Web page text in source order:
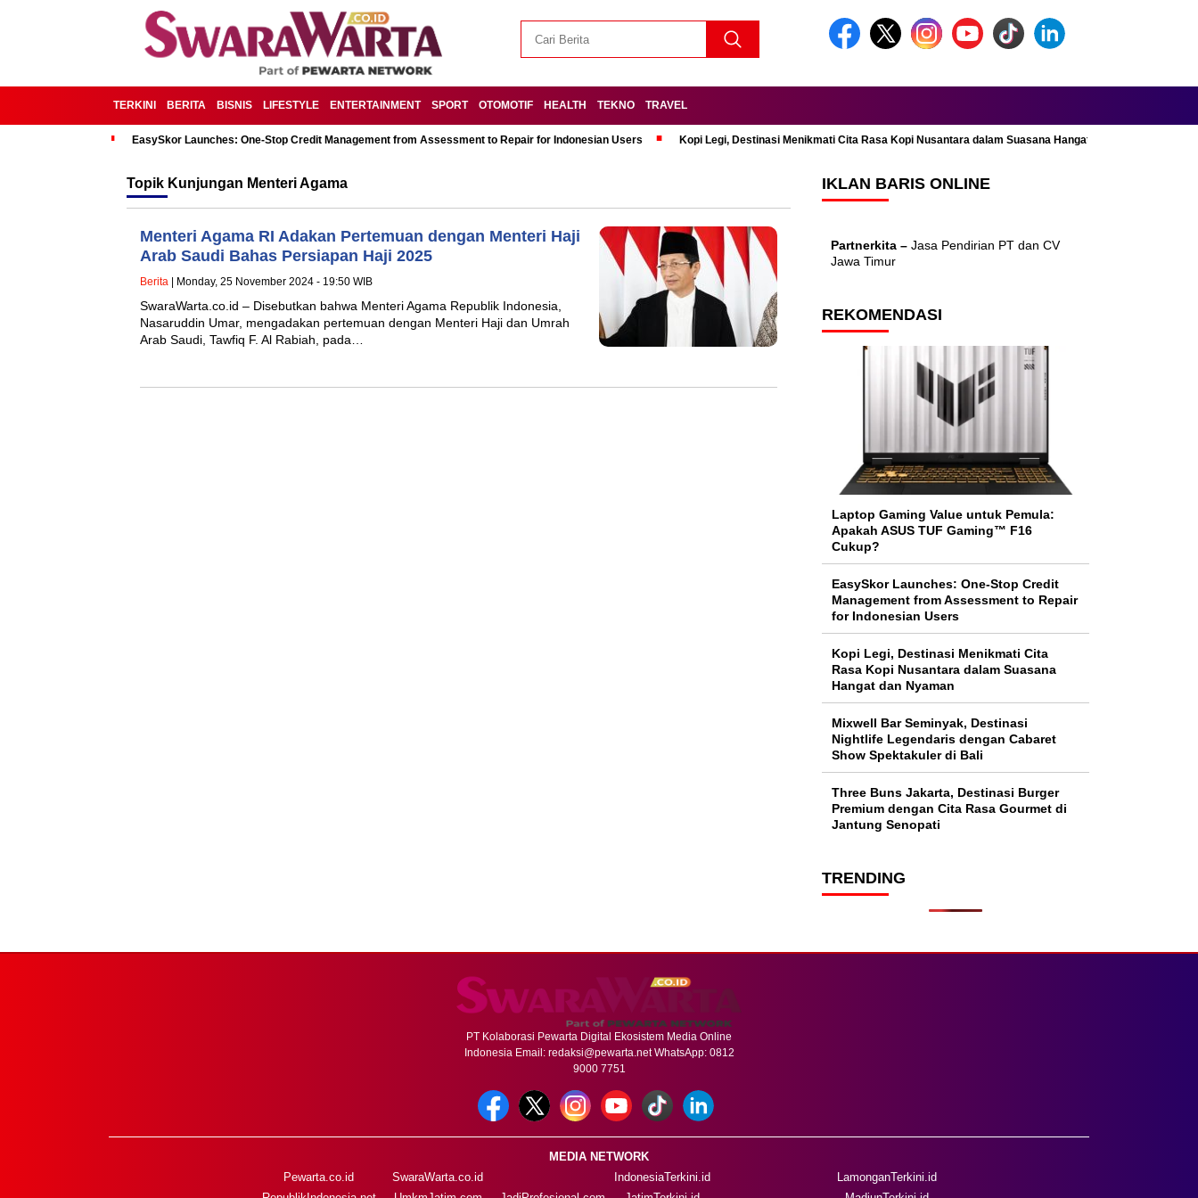
TERKINI BERITA BISNIS LIFESTYLE ENTERTAINMENT SPORT OTOMOTIF HEALTH TEKNO TRAVEL
EasySkor Launches: One-Stop Credit Management from Assessment to Repair for Indonesian Users Kopi Legi, Destinasi Menikmati Cita Rasa Kopi Nusantara dalam Suasana Hangat dan Nyaman
Topik Kunjungan Menteri Agama
Menteri Agama RI Adakan Pertemuan dengan Menteri Haji
Arab Saudi Bahas Persiapan Haji 2025
Berita | Monday, 25 November 2024 - 19:50 WIB
SwaraWarta.co.id – Disebutkan bahwa Menteri Agama Republik Indonesia,
Nasaruddin Umar, mengadakan pertemuan dengan Menteri Haji dan Umrah
Arab Saudi, Tawfiq F. Al Rabiah, pada…
IKLAN BARIS ONLINE
Partnerkita – Jasa Pendirian PT dan CV
Jawa Timur
REKOMENDASI
Laptop Gaming Value untuk Pemula:
Apakah ASUS TUF Gaming™ F16
Cukup?
EasySkor Launches: One-Stop Credit
Management from Assessment to Repair
for Indonesian Users
Kopi Legi, Destinasi Menikmati Cita
Rasa Kopi Nusantara dalam Suasana
Hangat dan Nyaman
Mixwell Bar Seminyak, Destinasi
Nightlife Legendaris dengan Cabaret
Show Spektakuler di Bali
Three Buns Jakarta, Destinasi Burger
Premium dengan Cita Rasa Gourmet di
Jantung Senopati
TRENDING
PT Kolaborasi Pewarta Digital Ekosistem Media Online
Indonesia Email: redaksi@pewarta.netWhatsApp: 0812
9000 7751
MEDIA NETWORK
Pewarta.co.id
SwaraWarta.co.id
IndonesiaTerkini.id
LamonganTerkini.id